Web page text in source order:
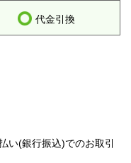
代金引換
い(銀行振込)でのお取引